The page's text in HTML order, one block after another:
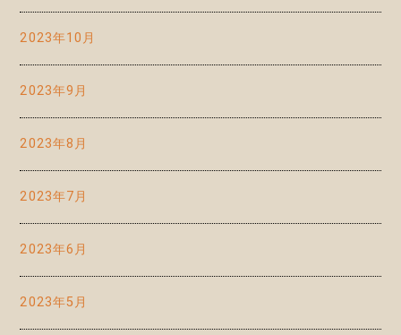
2023年10月
2023年9月
2023年8月
2023年7月
2023年6月
2023年5月